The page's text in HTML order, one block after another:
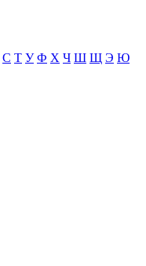
С Т У Ф Х Ч Ш Щ Э Ю